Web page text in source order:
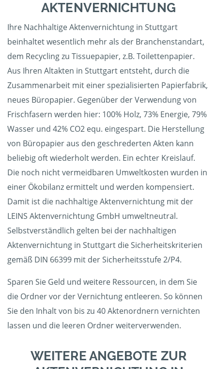
AKTENVERNICHTUNG
Ihre Nachhaltige Aktenvernichtung in Stuttgart
beinhaltet wesentlich mehr als der Branchenstandart,
dem Recycling zu Tissuepapier, z.B. Toilettenpapier.
Aus Ihren Altakten in Stuttgart entsteht, durch die
Zusammenarbeit mit einer spezialisierten Papierfabrik,
neues Büropapier. Gegenüber der Verwendung von
Frischfasern werden hier: 100% Holz, 73% Energie, 79%
Wasser und 42% CO2 equ. eingespart. Die Herstellung
von Büropapier aus den geschrederten Akten kann
beliebig oft wiederholt werden. Ein echter Kreislauf.
Die noch nicht vermeidbaren Umweltkosten wurden in
einer Ökobilanz ermittelt und werden kompensiert.
Damit ist die nachhaltige Aktenvernichtung mit der
LEINS Aktenvernichtung GmbH umweltneutral.
Selbstverständlich gelten bei der nachhaltigen
Aktenvernichtung in Stuttgart die Sicherheitskriterien
gemäß DIN 66399 mit der Sicherheitsstufe 2/P4.
Sparen Sie Geld und weitere Ressourcen, in dem Sie
die Ordner vor der Vernichtung entleeren. So können
Sie den Inhalt von bis zu 40 Aktenordnern vernichten
lassen und die leeren Ordner weiterverwenden.
WEITERE ANGEBOTE ZUR